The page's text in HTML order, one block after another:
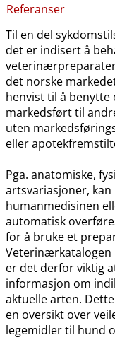
Referanser
Til en del
det er indisert å
det norske
henvist til å
markedsført til
uten
eller
Pga. anatomiske,
artsvariasjoner,
humanmedisinen
automatisk
for å bruke et
Veterinærkatalogen
er det derfor viktig
informasjon om
aktuelle arten.
en oversikt over
legemidler til hund